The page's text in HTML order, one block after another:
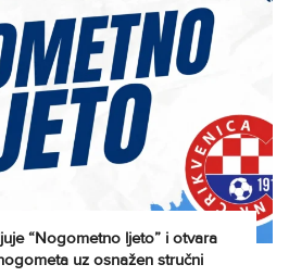
“Nogometno ljeto” i otvara
uz osnažen stručni